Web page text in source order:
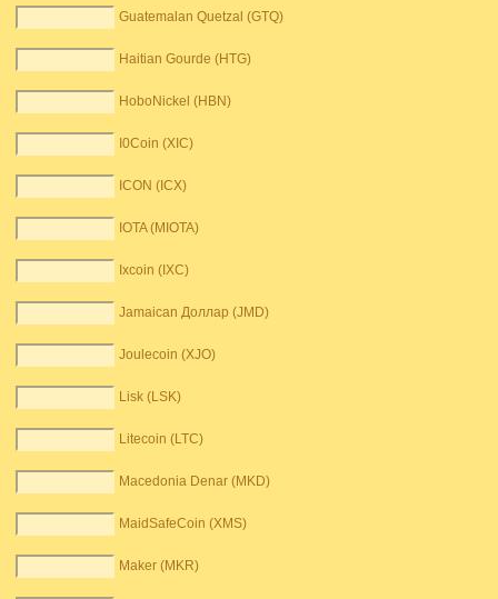
Guatemalan Quetzal (GTQ)
Haitian Gourde (HTG)
HoboNickel (HBN)
I0Coin (XIC)
ICON (ICX)
IOTA (MIOTA)
Ixcoin (IXC)
Jamaican Доллар (JMD)
Joulecoin (XJO)
Lisk (LSK)
Litecoin (LTC)
Macedonia Denar (MKD)
MaidSafeCoin (XMS)
Maker (MKR)